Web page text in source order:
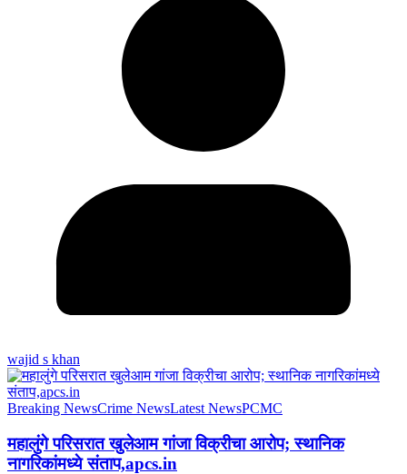
wajid s khan
Breaking NewsCrime NewsLatest NewsPCMC
महालुंगे परिसरात खुलेआम गांजा विक्रीचा आरोप; स्थानिक
नागरिकांमध्ये संताप,apcs.in